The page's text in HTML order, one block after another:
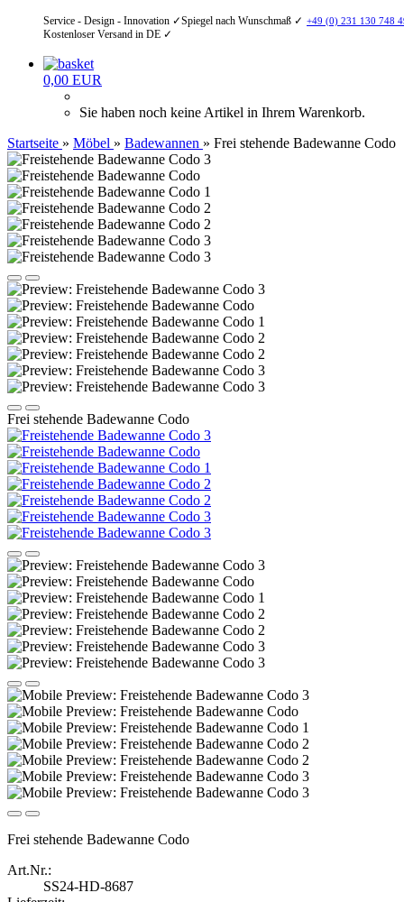
Service - Design - Innovation ✓Spiegel nach Wunschmaß ✓ +49 (0) 231 130 748
Kostenloser Versand in DE ✓
0,00 EUR
Sie haben noch keine Artikel in Ihrem Warenkorb.
Startseite » Möbel » Badewannen » Frei stehende Badewanne Codo
Frei stehende Badewanne Codo
Frei stehende Badewanne Codo
Art.Nr.:
SS24-HD-8687